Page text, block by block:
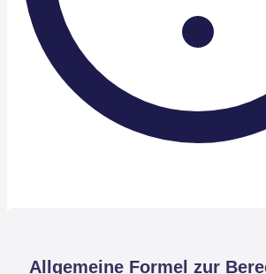
Allgemeine Formel zur